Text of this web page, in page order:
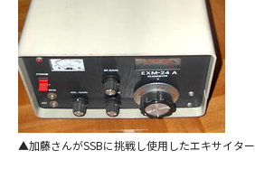
加藤さんがSSBに挑戦し使用したエキサイター